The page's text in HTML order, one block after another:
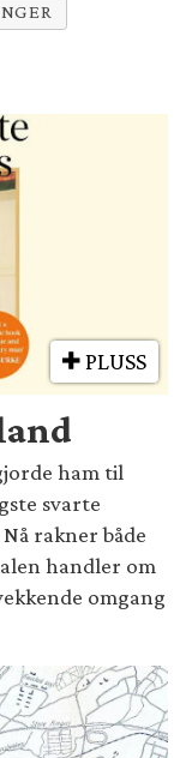
PLUSS
ham til
svarte
rakner både
handler om
omgang